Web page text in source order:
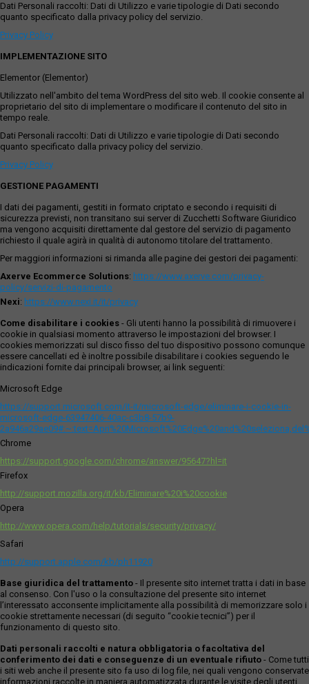
Dati Personali raccolti: Dati di Utilizzo e varie tipologie di Dati secondo
quanto specificato dalla privacy policy del servizio.
Privacy Policy
IMPLEMENTAZIONE SITO
Elementor (Elementor)
Utilizzato nell'ambito del tema WordPress del sito web. Il cookie consente al
proprietario del sito di implementare o modificare il contenuto del sito in
tempo reale.
Dati Personali raccolti: Dati di Utilizzo e varie tipologie di Dati secondo
quanto specificato dalla privacy policy del servizio.
Privacy Policy
GESTIONE PAGAMENTI
I dati dei pagamenti, gestiti in formato criptato e secondo i requisiti di
sicurezza previsti, non transitano sui server di Zucchetti Software Giuridico
ma vengono acquisiti direttamente dal gestore del servizio di pagamento
richiesto il quale agirà in qualità di autonomo titolare del trattamento.
Per maggiori informazioni si rimanda alle pagine dei gestori dei pagamenti:
Axerve Ecommerce Solutions: https://www.axerve.com/privacy-
policy/servizi-di-pagamento
Nexi: https://www.nexi.it/it/privacy
Come disabilitare i cookies - Gli utenti hanno la possibilità di rimuovere i
cookie in qualsiasi momento attraverso le impostazioni del browser. I
cookies memorizzati sul disco fisso del tuo dispositivo possono comunque
essere cancellati ed è inoltre possibile disabilitare i cookies seguendo le
indicazioni fornite dai principali browser, ai link seguenti:
Microsoft Edge
https://support.microsoft.com/it-it/microsoft-edge/eliminare-i-cookie-in-
microsoft-edge-63947406-40ac-c3b8-57b9-
Chrome
https://support.google.com/chrome/answer/95647?hl=it
Firefox
http://support.mozilla.org/it/kb/Eliminare%20i%20cookie
Opera
http://www.opera.com/help/tutorials/security/privacy/
Safari
http://support.apple.com/kb/ph11920
Base giuridica del trattamento - Il presente sito internet tratta i dati in base
al consenso. Con l'uso o la consultazione del presente sito internet
l’interessato acconsente implicitamente alla possibilità di memorizzare solo i
cookie strettamente necessari (di seguito “cookie tecnici”) per il
funzionamento di questo sito.
Dati personali raccolti e natura obbligatoria o facoltativa del
conferimento dei dati e conseguenze di un eventuale rifiuto - Come tutti
i siti web anche il presente sito fa uso di log file, nei quali vengono conservate
informazioni raccolte in maniera automatizzata durante le visite degli utenti.